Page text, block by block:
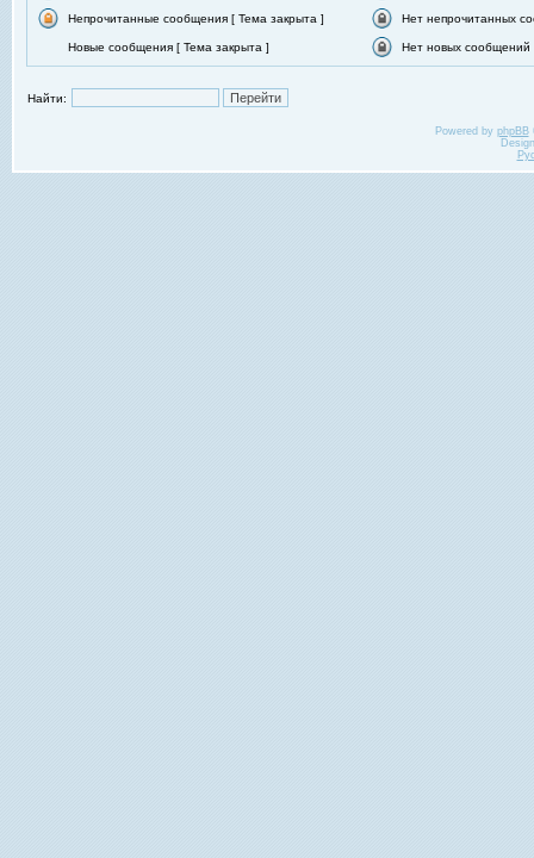
Непрочитанные сообщения [ Тема закрыта ] Нет непрочитанных
Новые сообщения [ Тема закрыта ] Нет новых сообщений
Найти:
Powered by phpBB